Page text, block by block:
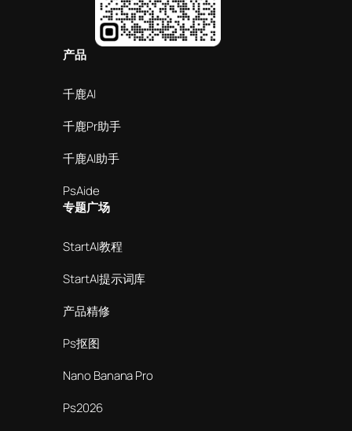
产品
千鹿AI
千鹿Pr助手
千鹿AI助手
PsAide
专题广场
StartAI教程
StartAI提示词库
产品精修
Ps抠图
Nano Banana Pro
Ps2026